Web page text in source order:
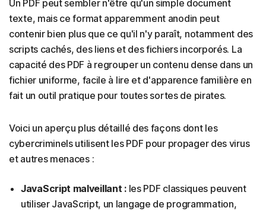
Un PDF peut sembler n'être qu'un simple document
texte, mais ce format apparemment anodin peut
contenir bien plus que ce qu'il n'y paraît, notamment des
scripts cachés, des liens et des fichiers incorporés. La
capacité des PDF à regrouper un contenu dense dans un
fichier uniforme, facile à lire et d'apparence familière en
fait un outil pratique pour toutes sortes de pirates.
Voici un aperçu plus détaillé des façons dont les
cybercriminels utilisent les PDF pour propager des virus
et autres menaces :
JavaScript malveillant :les PDF classiques peuvent
utiliser JavaScript, un langage de programmation,